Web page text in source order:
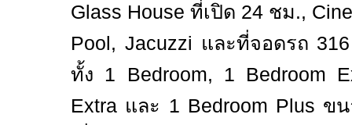
Glass House ที่เปิด 24 ชม.,
Pool, Jacuzzi และที่จอดรถ 316
ทั้ง 1 Bedroom, 1 Bedroom
Extra และ 1 Bedroom Plus ข